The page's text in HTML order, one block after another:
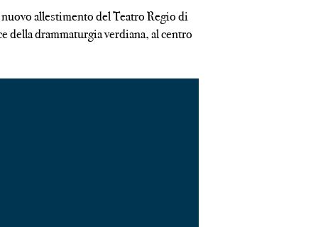
allestimento del Teatro Regio di
della drammaturgia verdiana, al centro